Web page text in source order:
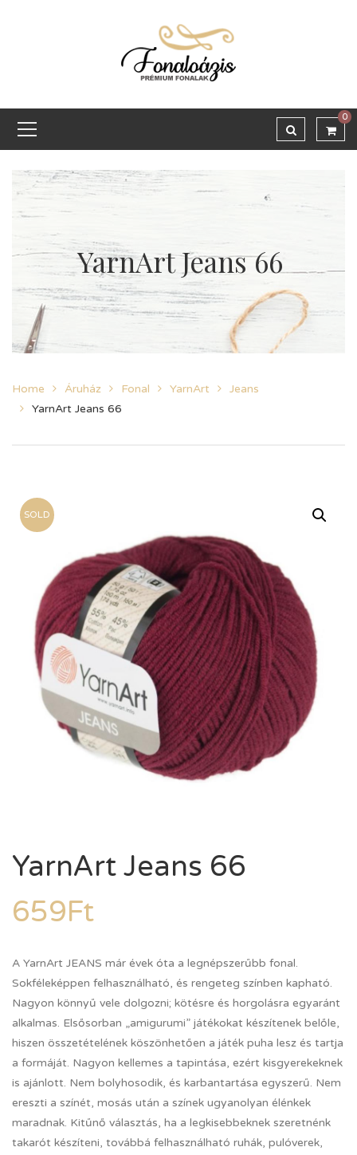
0
YarnArt Jeans 66
Home Áruház Fonal YarnArt
Jeans
YarnArt Jeans 66
SOLD
YarnArt Jeans 66
659Ft
A YarnArt JEANS már évek óta a legnépszerűbb fonal.
Sokféleképpen felhasználható, és rengeteg színben kapható.
Nagyon könnyű vele dolgozni; kötésre és horgolásra egyaránt
alkalmas. Elsősorban „amigurumi” játékokat készítenek belőle,
hiszen összetételének köszönhetően a játék puha lesz és tartja
a formáját. Nagyon kellemes a tapintása, ezért kisgyerekeknek
is ajánlott. Nem bolyhosodik, és karbantartása egyszerű. Nem
ereszti a színét, mosás után a színek ugyanolyan élénkek
maradnak. Kitűnő választás, ha a legkisebbeknek szeretnénk
takarót készíteni, továbbá felhasználható ruhák, pulóverek,